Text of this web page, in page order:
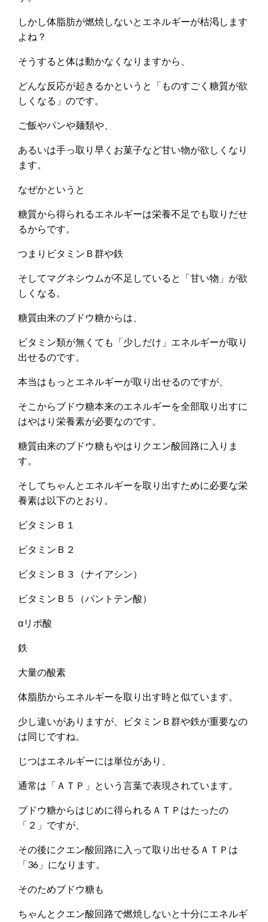
しかし体脂肪が燃焼しないとエネルギーが枯渇します
よね？
そうすると体は動かなくなりますから、
どんな反応が起きるかというと「ものすごく糖質が欲
しくなる」のです。
ご飯やパンや麺類や、
あるいは手っ取り早くお菓子など甘い物が欲しくなり
ます。
なぜかというと
糖質から得られるエネルギーは栄養不足でも取りだせ
るからです。
つまりビタミンＢ群や鉄
そしてマグネシウムが不足していると「甘い物」が欲
しくなる。
糖質由来のブドウ糖からは、
ビタミン類が無くても「少しだけ」エネルギーが取り
出せるのです。
本当はもっとエネルギーが取り出せるのですが、
そこからブドウ糖本来のエネルギーを全部取り出すに
はやはり栄養素が必要なのです。
糖質由来のブドウ糖もやはりクエン酸回路に入りま
す。
そしてちゃんとエネルギーを取り出すために必要な栄
養素は以下のとおり。
ビタミンＢ１
ビタミンＢ２
ビタミンＢ３（ナイアシン）
ビタミンＢ５（パントテン酸）
αリポ酸
鉄
大量の酸素
体脂肪からエネルギーを取り出す時と似ています。
少し違いがありますが、ビタミンＢ群や鉄が重要なの
は同じですね。
じつはエネルギーには単位があり、
通常は「ＡＴＰ」という言葉で表現されています。
ブドウ糖からはじめに得られるＡＴＰはたったの
「２」ですが、
その後にクエン酸回路に入って取り出せるＡＴＰは
「36」になります。
そのためブドウ糖も
ちゃんとクエン酸回路で燃焼しないと十分にエネルギ